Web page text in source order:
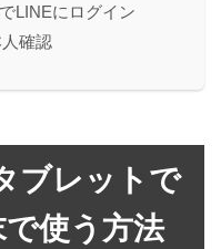
LINEにログイン
確認
ブレットで
使う方法